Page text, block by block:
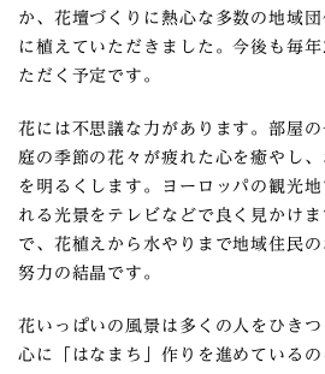
か、花壇づくりに熱心な多数の地域
に植えていただきました。今後も毎
ただく予定です。
花には不思議な力があります。部屋の
庭の季節の花々が疲れた心を癒やし
を明るくします。ヨーロッパの観光
れる光景をテレビなどで良く見かけ
で、花植えから水やりまで地域住民
努力の結晶です。
花いっぱいの風景は多くの人をひき
心に「はなまち」作りを進めている